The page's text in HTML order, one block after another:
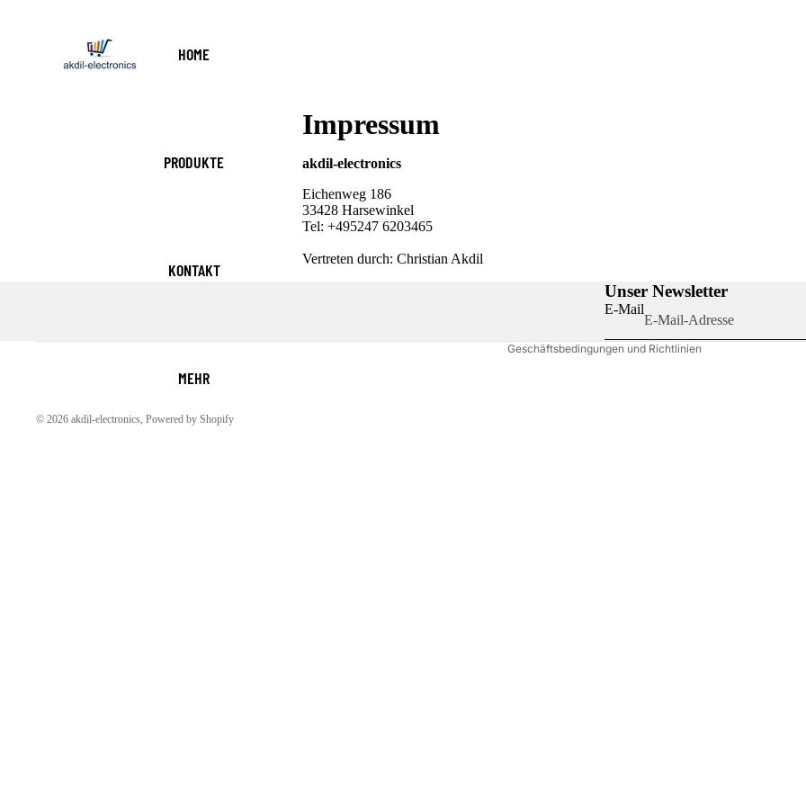
HOME
PRODUKTE
KONTAKT
MEHR
Impressum
akdil-electronics
Eichenweg 186
33428 Harsewinkel
Tel: +495247 6203465
Vertreten durch: Christian Akdil
Unser Newsletter
E-Mail
© 2026 akdil-electronics, Powered by Shopify
Geschäftsbedingungen und Richtlinien
Kontaktinformationen